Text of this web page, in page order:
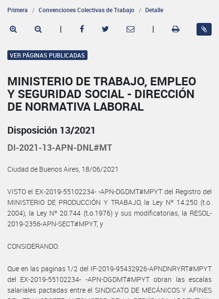
Primera Convenciones Colectivas de Trabajo Detalle
| |
VER PÁGINAS PUBLICADAS
MINISTERIO DE TRABAJO, EMPLEO
Y SEGURIDAD SOCIAL - DIRECCIÓN
DE NORMATIVA LABORAL
Disposición 13/2021
DI-2021-13-APN-DNL#MT
Ciudad de Buenos Aires, 18/06/2021
VISTO el EX-2019-55102234- -APN-DGDMT#MPYT del Registro del
MINISTERIO DE PRODUCCIÓN Y TRABAJO, la Ley Nº 14.250 (t.o.
2004), la Ley Nº 20.744 (t.o.1976) y sus modificatorias, la RESOL-
2019-2356-APN-SECT#MPYT, y
CONSIDERANDO:
Que en las paginas 1/2 del IF-2019-95432926-APNDNRYRT#MPYT
del EX-2019-55102234- -APN-DGDMT#MPYT obran las escalas
salariales pactadas entre el SINDICATO DE MECÁNICOS Y AFINES